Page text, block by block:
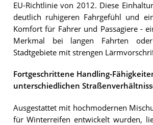
EU-Richtlinie von 2012. Diese
deutlich ruhigeren Fahrgefühl und
Komfort für Fahrer und Passagiere -
Merkmal bei langen Fahrten
Stadtgebiete mit strengen
Fortgeschrittene Handling-
unterschiedlichen
Ausgestattet mit hochmodernen
für Winterreifen entwickelt wurden,